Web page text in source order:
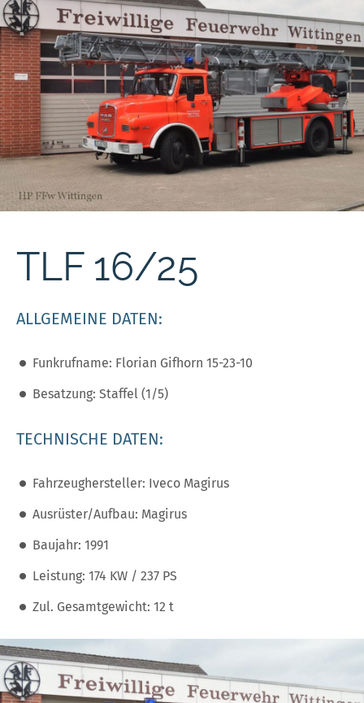
TLF 16/25
ALLGEMEINE DATEN:
Funkrufname: Florian Gifhorn 15-23-10
Besatzung: Staffel (1/5)
TECHNISCHE DATEN:
Fahrzeughersteller: Iveco Magirus
Ausrüster/Aufbau: Magirus
Baujahr: 1991
Leistung: 174 KW / 237 PS
Zul. Gesamtgewicht: 12 t